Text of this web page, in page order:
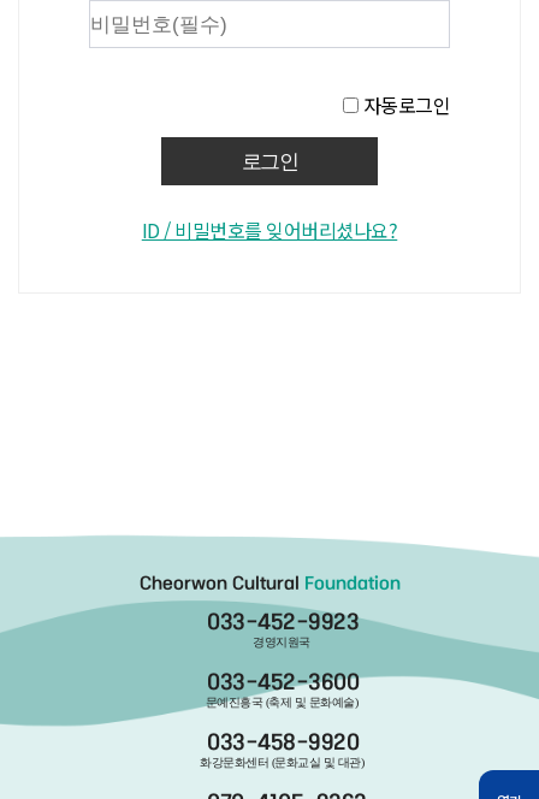
자동로그인
ID / 비밀번호를 잊어버리셨나요?
Cheorwon Cultural Foundation
033-452-9923
경영지원국
033-452-3600
문예진흥국 (축제 및 문화예술)
033-458-9920
화강문화센터 (문화교실 및 대관)